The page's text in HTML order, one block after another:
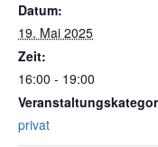
Datum:
19. Mai 2025
Zeit:
16:00 - 19:00
privat